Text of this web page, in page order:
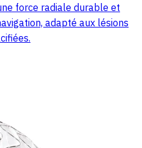
force radiale durable et
adapté aux lésions